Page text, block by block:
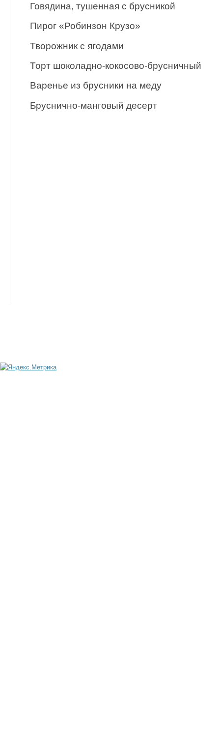
Говядина, тушенная с брусникой
Пирог «Робинзон Крузо»
Творожник с ягодами
Торт шоколадно-кокосово-брусничный
Варенье из брусники на меду
Бруснично-манговый десерт